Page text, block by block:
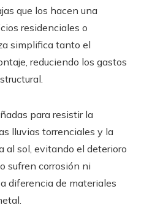
que los hacen una
residenciales o
simplifica tanto el
reduciendo los gastos
para resistir la
lluvias torrenciales y la
al sol, evitando el deterioro
sufren corrosión ni
diferencia de materiales